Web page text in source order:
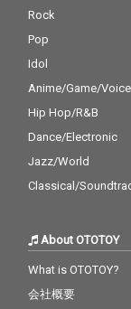
Rock
Pop
Idol
Anime/Game/
Hip Hop/R&B
Dance/Electronic
Jazz/World
Classical/
About OTOTOY
What is OTOTOY?
会社概要